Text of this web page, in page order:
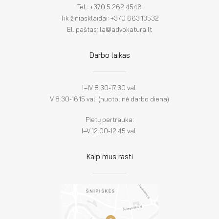
Tel.: +370 5 262 4546
Tik žiniasklaidai: +370 663 13532
El. paštas: la@advokatura.lt
Darbo laikas
I–IV 8.30-17.30 val.
V 8.30-16.15 val. (nuotolinė darbo diena)
Pietų pertrauka:
I–V 12.00-12.45 val.
Kaip mus rasti